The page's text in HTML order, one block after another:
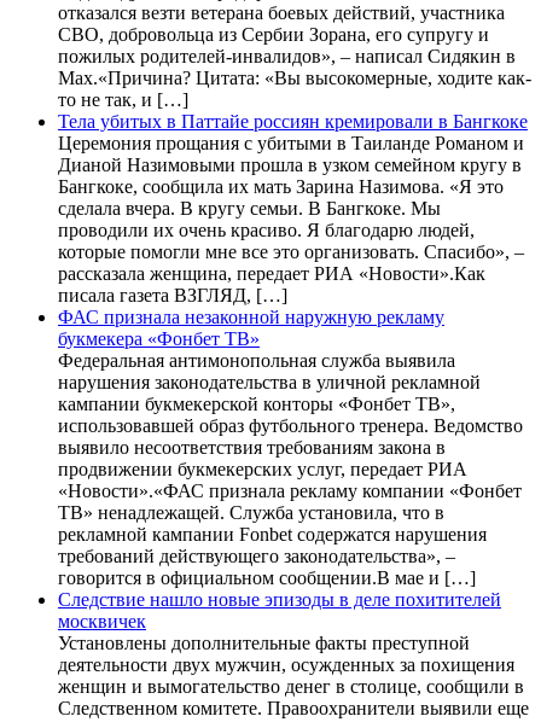
отказался везти ветерана боевых действий, участника
СВО, добровольца из Сербии Зорана, его супругу и
пожилых родителей-инвалидов», – написал Сидякин в
Max.«Причина? Цитата: «Вы высокомерные, ходите как-
то не так, и […]
Тела убитых в Паттайе россиян кремировали в Бангкоке
Церемония прощания с убитыми в Таиланде Романом и
Дианой Назимовыми прошла в узком семейном кругу в
Бангкоке, сообщила их мать Зарина Назимова. «Я это
сделала вчера. В кругу семьи. В Бангкоке. Мы
проводили их очень красиво. Я благодарю людей,
которые помогли мне все это организовать. Спасибо», –
рассказала женщина, передает РИА «Новости».Как
писала газета ВЗГЛЯД, […]
ФАС признала незаконной наружную рекламу
букмекера «Фонбет ТВ»
Федеральная антимонопольная служба выявила
нарушения законодательства в уличной рекламной
кампании букмекерской конторы «Фонбет ТВ»,
использовавшей образ футбольного тренера. Ведомство
выявило несоответствия требованиям закона в
продвижении букмекерских услуг, передает РИА
«Новости».«ФАС признала рекламу компании «Фонбет
ТВ» ненадлежащей. Служба установила, что в
рекламной кампании Fonbet содержатся нарушения
требований действующего законодательства», –
говорится в официальном сообщении.В мае и […]
Следствие нашло новые эпизоды в деле похитителей
москвичек
Установлены дополнительные факты преступной
деятельности двух мужчин, осужденных за похищения
женщин и вымогательство денег в столице, сообщили в
Следственном комитете. Правоохранители выявили еще